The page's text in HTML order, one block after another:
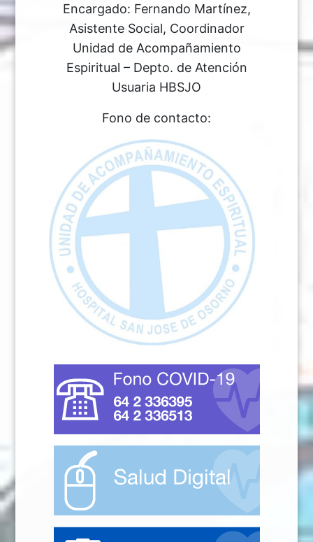
Encargado: Fernando Martínez,
Asistente Social, Coordinador
Unidad de Acompañamiento
Espiritual – Depto. de Atención
Usuaria HBSJO
Fono de contacto: